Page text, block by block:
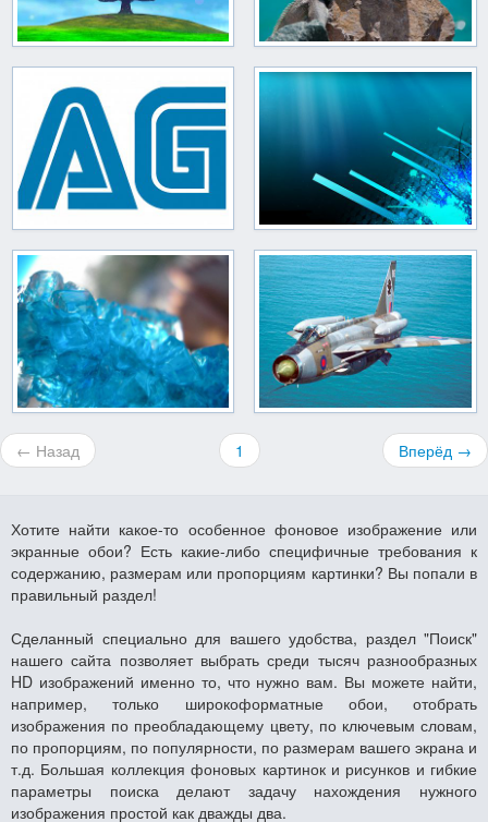
← Назад 1 Вперёд →
Хотите найти какое-то особенное фоновое изображение или
экранные обои? Есть какие-либо специфичные требования к
содержанию, размерам или пропорциям картинки? Вы попали в
правильный раздел!
Сделанный специально для вашего удобства, раздел "Поиск"
нашего сайта позволяет выбрать среди тысяч разнообразных
HD изображений именно то, что нужно вам. Вы можете найти,
например, только широкоформатные обои, отобрать
изображения по преобладающему цвету, по ключевым словам,
по пропорциям, по популярности, по размерам вашего экрана и
т.д. Большая коллекция фоновых картинок и рисунков и гибкие
параметры поиска делают задачу нахождения нужного
изображения простой как дважды два.